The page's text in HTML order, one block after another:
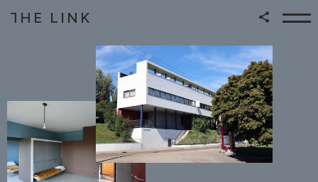
Zum Inhalt springen
T
HE LINK